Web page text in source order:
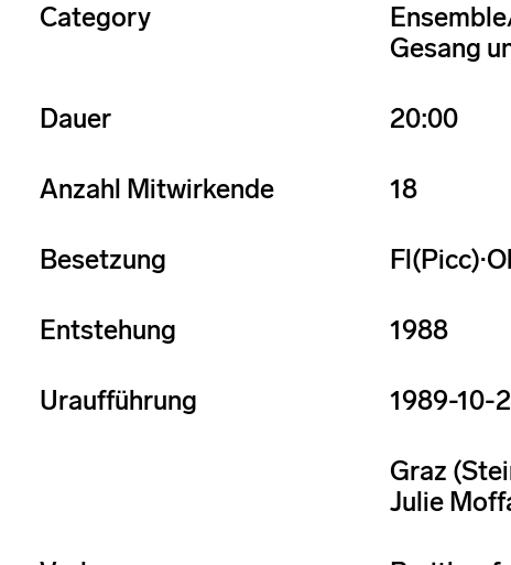
Category
Gesang
Dauer 20:00
Anzahl Mitwirkende 18
Besetzung
Entstehung 1988
Uraufführung 1989-10-
Graz
Julie